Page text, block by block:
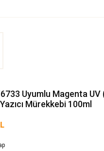
Uyumlu Magenta UV
Mürekkebi 100ml